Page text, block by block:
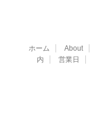
ホーム About
内
営業日